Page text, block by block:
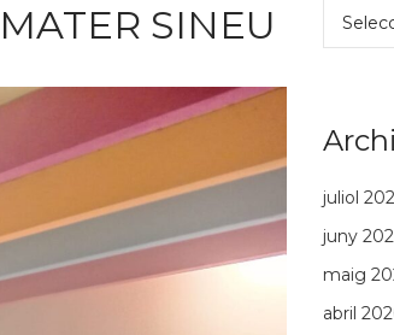
SINEU
juliol
juny
maig
abril